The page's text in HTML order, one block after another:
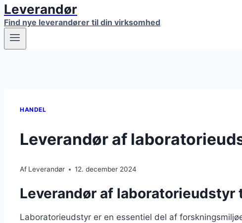
Leverandør
Find nye leverandører til din virksomhed
HANDEL
Leverandør af
Af Leverandør 12. december 2024
Leverandør af laboratorieudstyr
Laboratorieudstyr er en essentiel del af